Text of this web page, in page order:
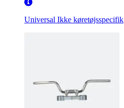
Universal Ikke køretøjsspecifik